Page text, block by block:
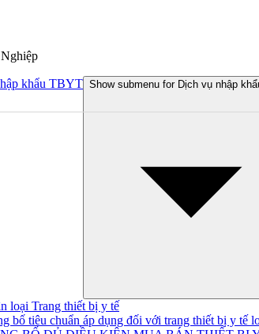
khẩu TBYT Show submenu for Dịch vụ nhập
loại Trang thiết bị y tế
bố tiêu chuẩn áp dụng đối với trang thiết bị y tế